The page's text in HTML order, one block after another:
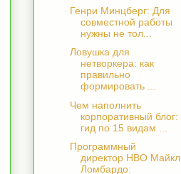
Генри Минцберг: Для
совместной работы
нужны не тол...
Ловушка для
нетворкера: как
правильно
формировать ...
Чем наполнить
корпоративный блог:
гид по 15 видам ...
Программный
директор НВО Майкл
Ломбардо: